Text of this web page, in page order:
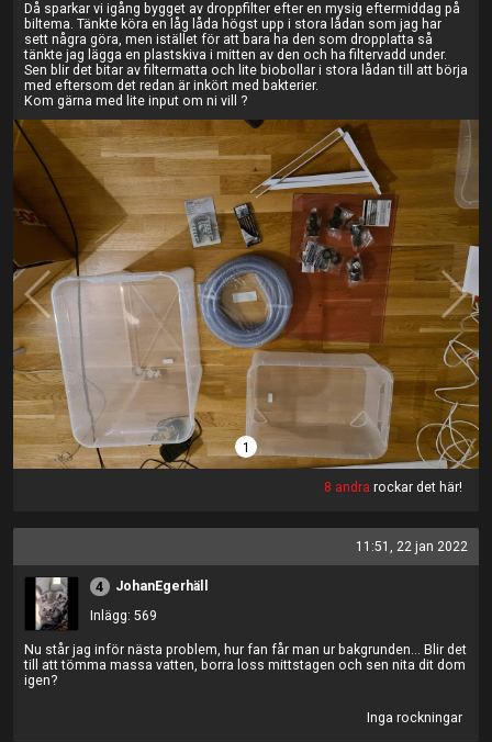
Då sparkar vi igång bygget av droppfilter efter en mysig eftermiddag på
biltema. Tänkte köra en låg låda högst upp i stora lådan som jag har
sett några göra, men istället för att bara ha den som dropplatta så
tänkte jag lägga en plastskiva i mitten av den och ha filtervadd under.
Sen blir det bitar av filtermatta och lite biobollar i stora lådan till att börja
med eftersom det redan är inkört med bakterier.
Kom gärna med lite input om ni vill ?
1
8 andra rockar det här!
11:51, 22 jan 2022
4
JohanEgerhäll
Inlägg: 569
Nu står jag inför nästa problem, hur fan får man ur bakgrunden... Blir det
till att tömma massa vatten, borra loss mittstagen och sen nita dit dom
igen?
Inga rockningar